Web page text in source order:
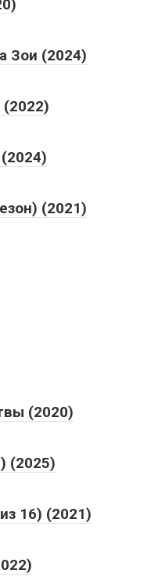
Зои (2024)
(2022)
(2021)
(2020)
(2025)
16) (2021)